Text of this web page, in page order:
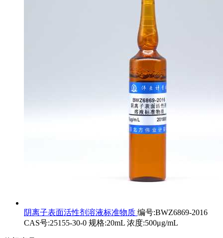
阴离子表面活性剂溶液标准物质 编号:BWZ6869-2016
CAS号:25155-30-0 规格:20mL 浓度:500μg/mL